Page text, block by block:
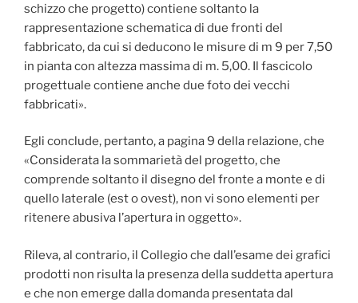
schizzo che progetto) contiene soltanto la
rappresentazione schematica di due fronti del
fabbricato, da cui si deducono le misure di m 9 per 7,50
in pianta con altezza massima di m. 5,00. Il fascicolo
progettuale contiene anche due foto dei vecchi
fabbricati».
Egli conclude, pertanto, a pagina 9 della relazione, che
«Considerata la sommarietà del progetto, che
comprende soltanto il disegno del fronte a monte e di
quello laterale (est o ovest), non vi sono elementi per
ritenere abusiva l’apertura in oggetto».
Rileva, al contrario, il Collegio che dall’esame dei grafici
prodotti non risulta la presenza della suddetta apertura
e che non emerge dalla domanda presentata dal